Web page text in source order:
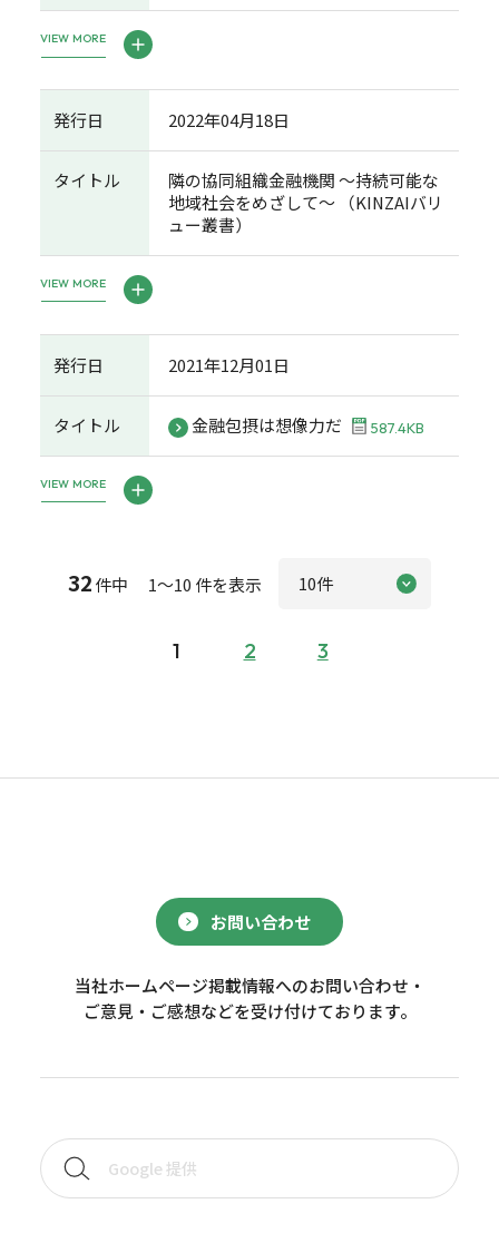
VIEW MORE
発行日 2022年04月18日
タイトル
隣の協同組織金融機関 ～持続可能な
地域社会をめざして～ （KINZAIバリ
ュー叢書）
VIEW MORE
発行日 2021年12月01日
タイトル 金融包摂は想像力だ 587.4KB
VIEW MORE
32件中 1～10 件を表示
1 2 3
お問い合わせ
当社ホームページ掲載情報へのお問い合わせ・
ご意見・ご感想などを受け付けております。